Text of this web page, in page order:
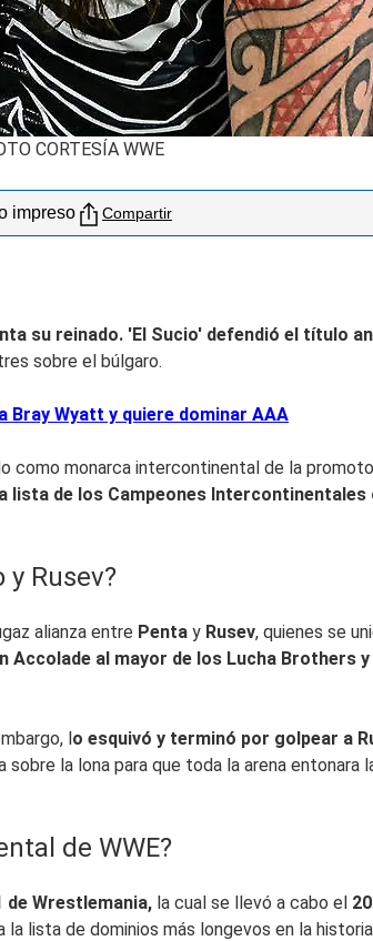
CORTESÍA WWE
impreso Compartir
su reinado. 'El Sucio' defendió el título
sobre el búlgaro.
Bray Wyatt y quiere dominar AAA
como monarca intercontinental de la
lista de los Campeones Intercontinentales
Rusev?
alianza entre Penta y Rusev, quienes se
Accolade al mayor de los Lucha Brothers y
lo esquivó y terminó por golpear a
la lona para que toda la arena
de WWE?
de Wrestlemania, la cual se llevó a cabo el
lista de dominios más longevos en la